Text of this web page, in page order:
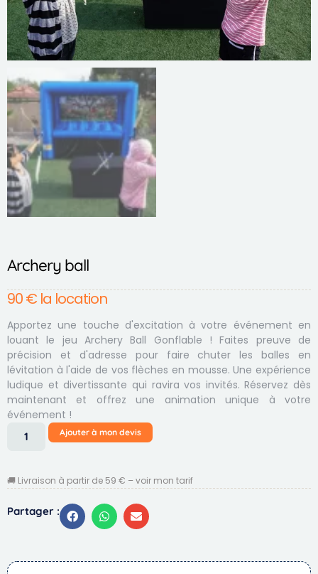
Archery ball
90€la location
Apportez une touche d'excitation à votre événement en
louant le jeu Archery Ball Gonflable ! Faites preuve de
précision et d'adresse pour faire chuter les balles en
lévitation à l'aide de vos flèches en mousse. Une expérience
ludique et divertissante qui ravira vos invités. Réservez dès
maintenant et offrez une animation unique à votre
événement !
Ajouter à mon devis
🚚 Livraison à partir de 59 € – voir mon tarif
Partager :